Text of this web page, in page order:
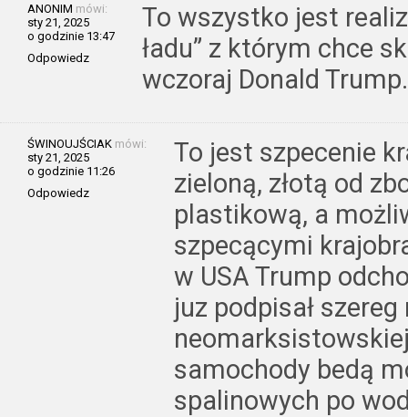
ANONIM mówi:
sty 21, 2025
o godzinie 13:47
Odpowiedz
To wszystko jest
ładu” z którym chce
wczoraj Donald Trump.
ŚWINOUJŚCIAK mówi:
sty 21, 2025
o godzinie 11:26
Odpowiedz
To jest szpecenie
zieloną, złotą od
plastikową, a
szpecącymi
w USA Trump
juz podpisał
samochody bedą
spalinowych po